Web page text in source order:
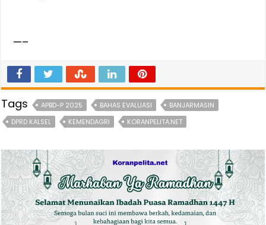
—–
Tags APBD-P 2025 BAHAS EVALUASI
BANJARMASIN
DPRD KALSEL
KEMENDAGRI KORANPELITA.NET